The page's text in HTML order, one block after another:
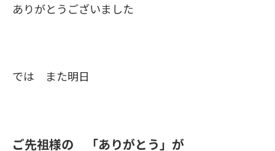
ありがとうございました
では また明日
ご先祖様の 「ありがとう」が